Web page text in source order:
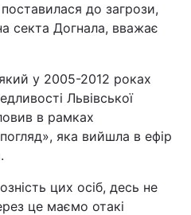
до загрози,
секта Догнала, вважає
у 2005-2012 роках
Львівської
в рамках
яка вийшла в ефір
цих осіб, десь не
це маємо отакі